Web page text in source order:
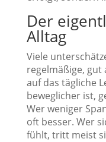
Der
Alltag
Viele
regelmäßige,
auf das tägliche
beweglicher ist,
Wer weniger
oft besser. Wer
fühlt, tritt meist